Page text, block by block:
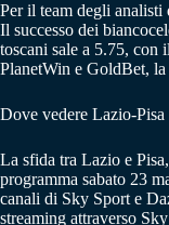
Per il team degli
Il successo dei
toscani sale a 5.75, con
PlanetWin e GoldBet,
Dove vedere Lazio-
La sfida tra Lazio e
programma sabato 23
canali di Sky Sport e
streaming attraverso